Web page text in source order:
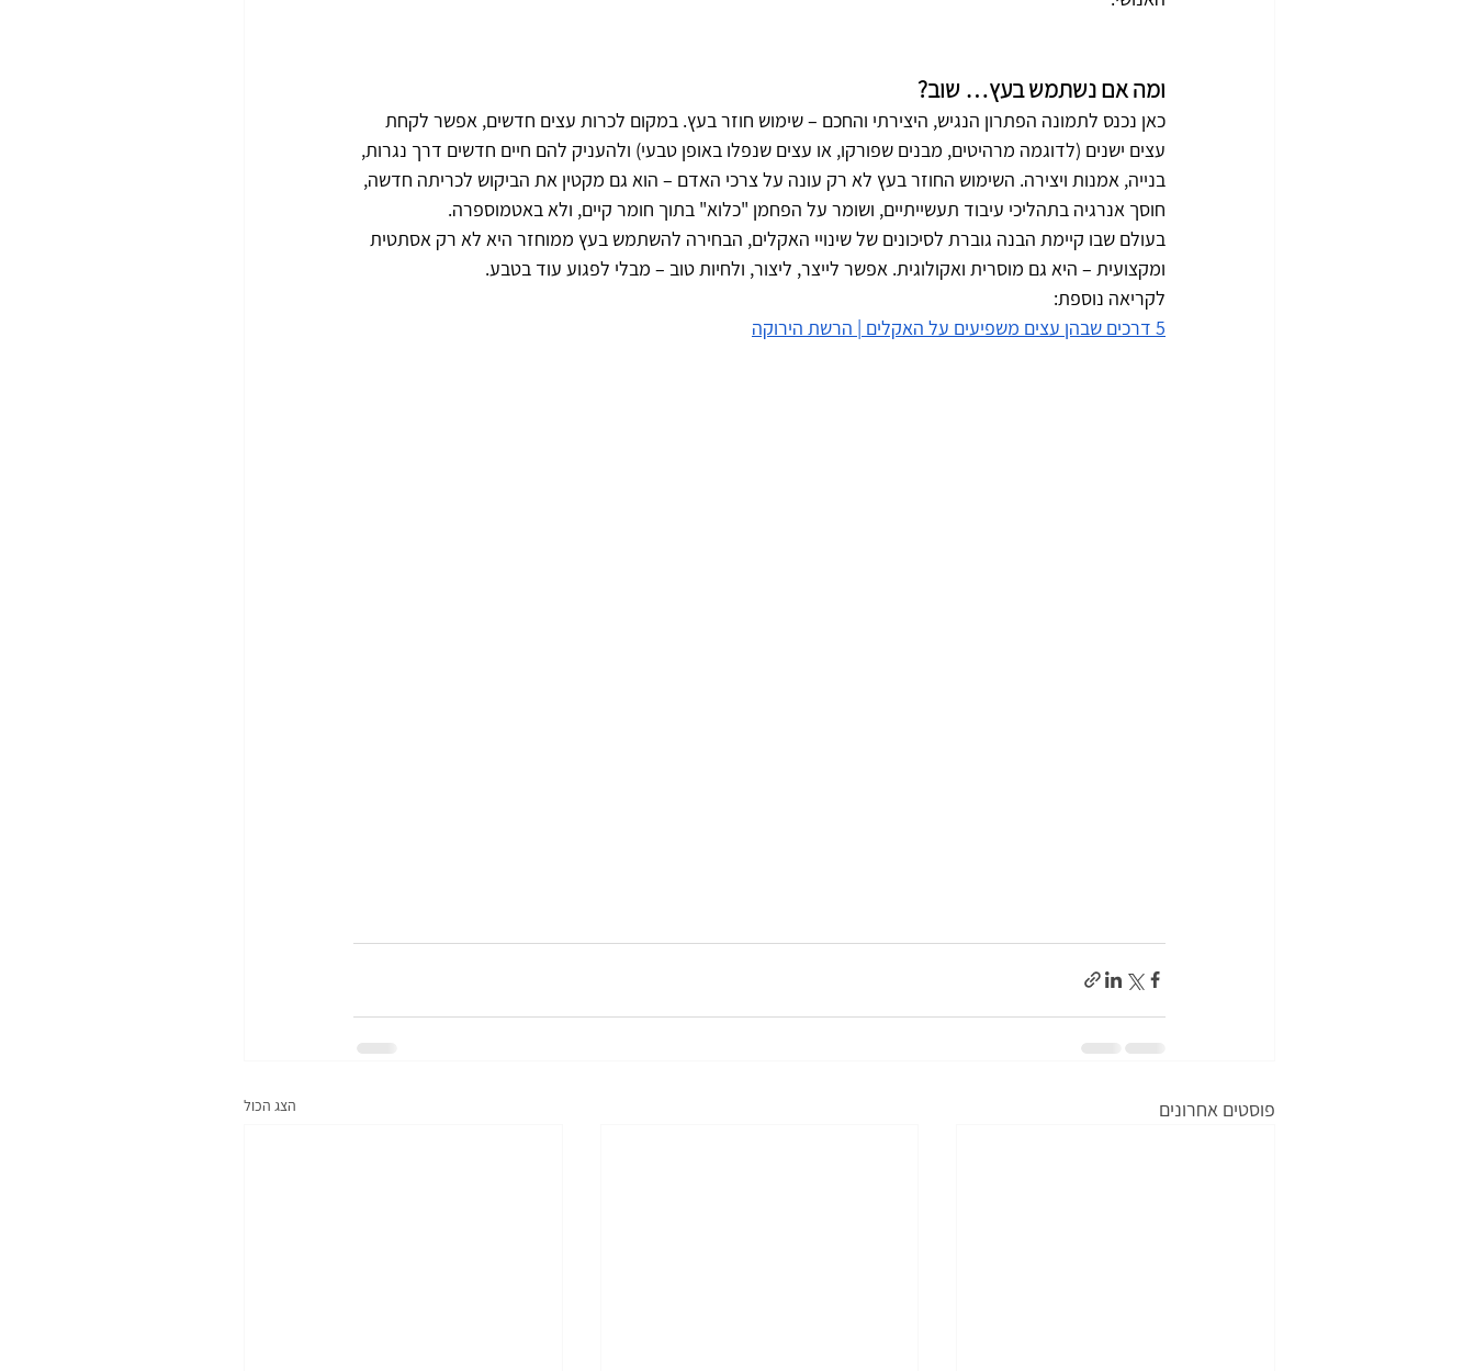
ומה אם נשתמש בעץ… שוב?
כאן נכנס לתמונה הפתרון הנגיש, היצירתי והחכם – שימוש חוזר בעץ. במקום לכרות עצים חדשים, אפשר לקחת
עצים ישנים (לדוגמה מרהיטים, מבנים שפורקו, או עצים שנפלו באופן טבעי) ולהעניק להם חיים חדשים דרך נגרות,
בנייה, אמנות ויצירה. השימוש החוזר בעץ לא רק עונה על צרכי האדם – הוא גם מקטין את הביקוש לכריתה חדשה,
חוסך אנרגיה בתהליכי עיבוד תעשייתיים, ושומר על הפחמן "כלוא" בתוך חומר קיים, ולא באטמוספרה.
בעולם שבו קיימת הבנה גוברת לסיכונים של שינויי האקלים, הבחירה להשתמש בעץ ממוחזר היא לא רק אסתטית
ומקצועית – היא גם מוסרית ואקולוגית. אפשר לייצר, ליצור, ולחיות טוב – מבלי לפגוע עוד בטבע.
לקריאה נוספת:
5 דרכים שבהן עצים משפיעים על האקלים | הרשת הירוקה
פוסטים אחרונים הצג הכול